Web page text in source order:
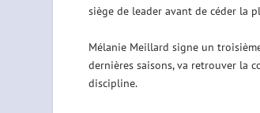
siège de leader avant de céder la
Mélanie Meillard signe un
dernières saisons, va retrouver la
discipline.